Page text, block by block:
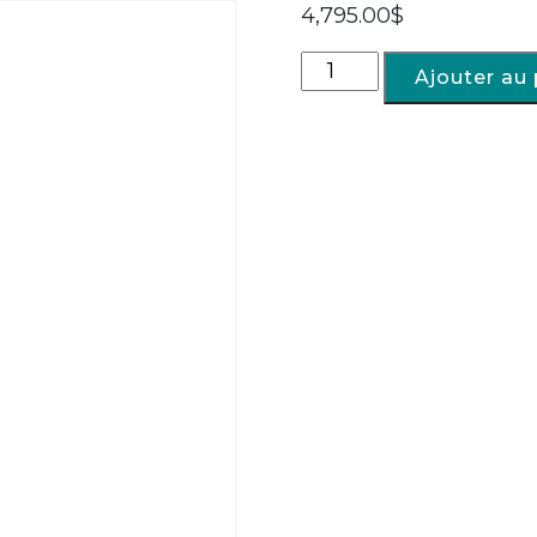
4,795.00$
Ajouter au